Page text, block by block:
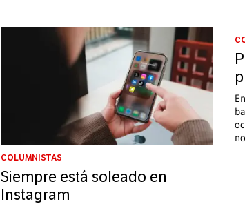
COLUMNISTAS
Siempre está soleado en
Instagram